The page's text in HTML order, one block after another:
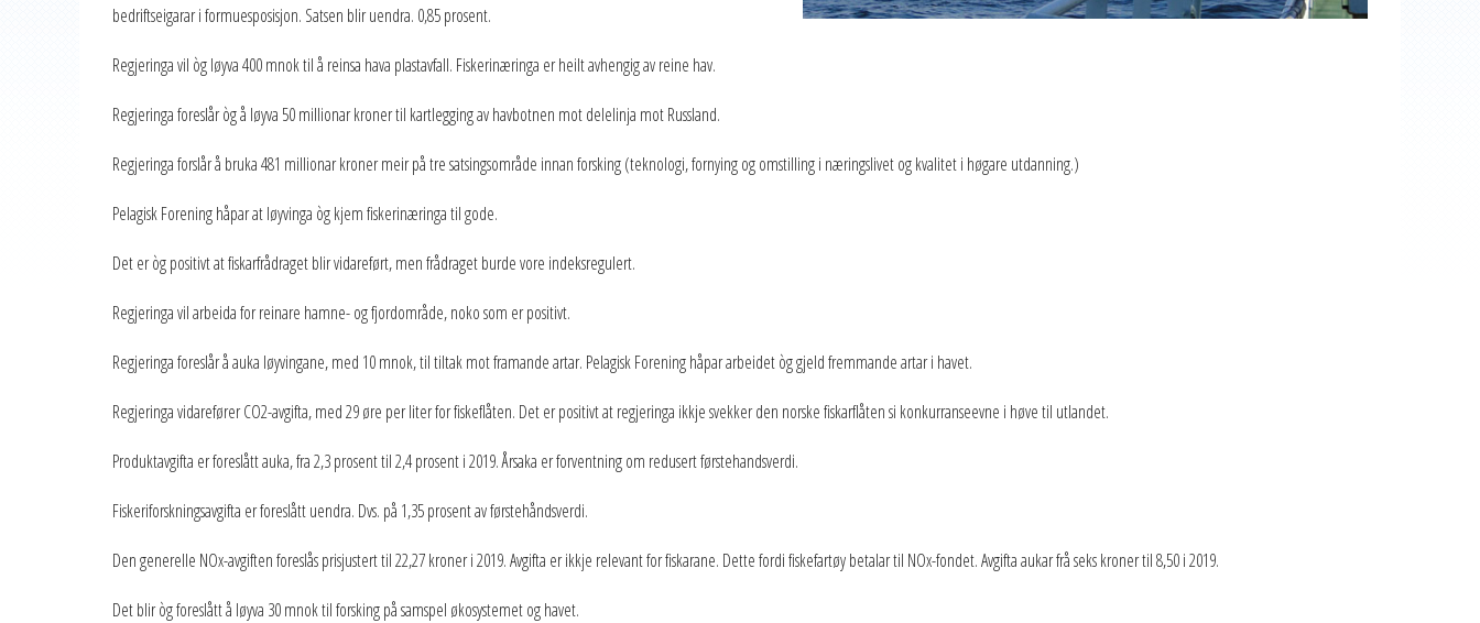
bedriftseigarar i formuesposisjon. Satsen blir uendra. 0,85 prosent.
Regjeringa vil òg løyva 400 mnok til å reinsa hava plastavfall. Fiskerinæringa er heilt avhengig av reine hav.
Regjeringa foreslår òg å løyva 50 millionar kroner til kartlegging av havbotnen mot delelinja mot Russland.
Regjeringa forslår å bruka 481 millionar kroner meir på tre satsingsområde innan forsking (teknologi, fornying og omstilling i næringslivet og kvalitet i høgare utdanning.)
Pelagisk Forening håpar at løyvinga òg kjem fiskerinæringa til gode.
Det er òg positivt at fiskarfrådraget blir vidareført, men frådraget burde vore indeksregulert.
Regjeringa vil arbeida for reinare hamne- og fjordområde, noko som er positivt.
Regjeringa foreslår å auka løyvingane, med 10 mnok, til tiltak mot framande artar. Pelagisk Forening håpar arbeidet òg gjeld fremmande artar i havet.
Regjeringa vidarefører CO2-avgifta, med 29 øre per liter for fiskeflåten. Det er positivt at regjeringa ikkje svekker den norske fiskarflåten si konkurranseevne i høve til utlandet.
Produktavgifta er foreslått auka, fra 2,3 prosent til 2,4 prosent i 2019. Årsaka er forventning om redusert førstehandsverdi.
Fiskeriforskningsavgifta er foreslått uendra. Dvs. på 1,35 prosent av førstehåndsverdi.
Den generelle NOx-avgiften foreslås prisjustert til 22,27 kroner i 2019. Avgifta er ikkje relevant for fiskarane. Dette fordi fiskefartøy betalar til NOx-fondet. Avgifta aukar frå seks kroner til 8,50 i 2019.
Det blir òg foreslått å løyva 30 mnok til forsking på samspel økosystemet og havet.